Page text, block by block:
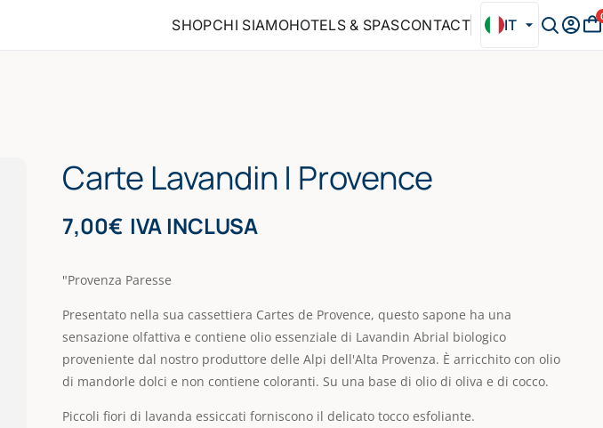
SHOPCHI SIAMOHOTELS & SPASCONTACT IT
Carte Lavandin | Provence
7,00€ IVA INCLUSA
"Provenza Paresse
Presentato nella sua cassettiera Cartes de Provence, questo sapone ha una
sensazione olfattiva e contiene olio essenziale di Lavandin Abrial biologico
proveniente dal nostro produttore delle Alpi dell'Alta Provenza. È arricchito con olio
di mandorle dolci e non contiene coloranti. Su una base di olio di oliva e di cocco.
Piccoli fiori di lavanda essiccati forniscono il delicato tocco esfoliante.